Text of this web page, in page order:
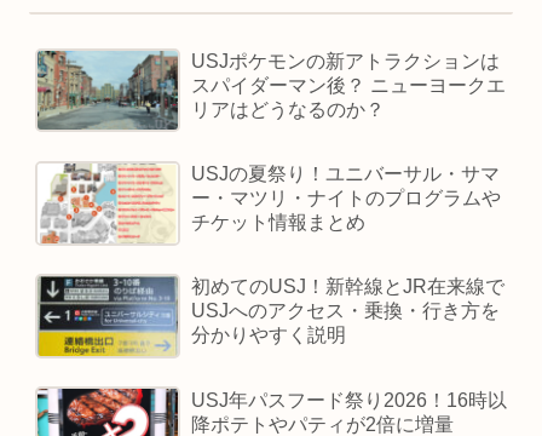
USJポケモンの新アトラクションは
スパイダーマン後？ ニューヨークエ
リアはどうなるのか？
USJの夏祭り！ユニバーサル・サマ
ー・マツリ・ナイトのプログラムや
チケット情報まとめ
初めてのUSJ！新幹線とJR在来線で
USJへのアクセス・乗換・行き方を
分かりやすく説明
USJ年パスフード祭り2026！16時以
降ポテトやパティが2倍に増量